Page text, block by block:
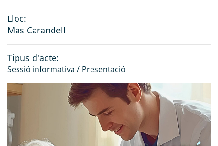
Lloc:
Mas Carandell
Tipus d'acte:
Sessió informativa / Presentació